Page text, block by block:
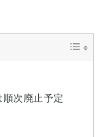
次廃止予定